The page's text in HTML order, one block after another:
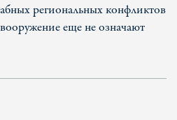
региональных конфликтов
еще не означают